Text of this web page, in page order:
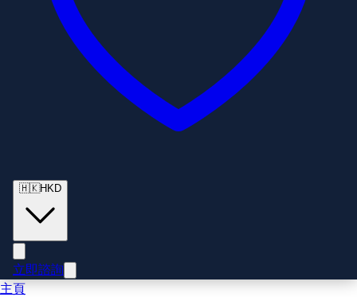
🇭🇰HKD
立即諮詢
主頁